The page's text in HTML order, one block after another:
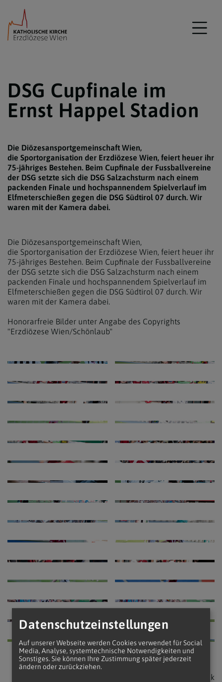
DSG Cupfinale im
Ernst Happel Stadion
Die Diözesansportgemeinschaft Wien,
die Sportorganisation der Erzdiözese Wien, feiert heuer ihr
75-jähriges Bestehen. Beim Cupfinale der Fussballvereine
der DSG setzte sich die DSG Salzachsturm nach einem
packenden Finale und hochspannendem Spielverlauf im
Elfmeterschießen gegen die DSG Südtirol 07 durch. Wir
waren mit der Kamera dabei.
Die Diözesansportgemeinschaft Wien,
die Sportorganisation der Erzdiözese Wien, feiert heuer ihr
75-jähriges Bestehen. Beim Cupfinale der Fussballvereine
der DSG setzte sich die DSG Salzachsturm nach einem
packenden Finale und hochspannendem Spielverlauf im
Elfmeterschießen gegen die DSG Südtirol 07 durch. Wir
waren mit der Kamera dabei.
Honorarfreie Bilder unter Angabe des Copyrights
"Erzdiözese Wien/Schönlaub"
zurück
Datenschutzeinstellungen
Auf unserer Webseite werden Cookies verwendet für Social
Media, Analyse, systemtechnische Notwendigkeiten und
Sonstiges. Sie können Ihre Zustimmung später jederzeit
ändern oder zurückziehen.